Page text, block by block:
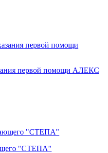
первой помощи АЛЕКС
"СТЕПА"